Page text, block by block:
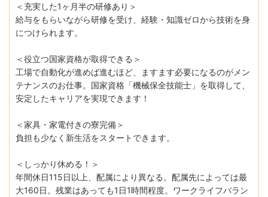
＜充実した1ヶ月半の研修あり＞
給与をもらいながら研修を受け、経験・知識ゼロから技術を身
につけられます。
＜役立つ国家資格が取得できる＞
工場で自動化が進めば進むほど、ますます必要になるのがメン
テナンスのお仕事。国家資格「機械保全技能士」を取得して、
安定したキャリアを実現できます！
＜家具・家電付きの寮完備＞
負担も少なく新生活をスタートできます。
＜しっかり休める！＞
年間休日115日以上、配属により異なる。配属先によっては最
大160日。残業はあっても1日1時間程度。ワークライフバラン